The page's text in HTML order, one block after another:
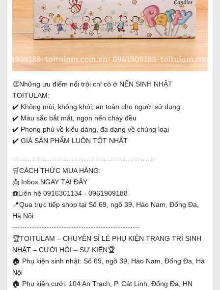
👏Những ưu điểm nổi trội chỉ có ở NẾN SINH NHẬT
TOITULAM:
✔️ Không mùi, không khói, an toàn cho người sử dụng
✔️ Màu sắc bắt mắt, ngọn nến cháy đều
✔️ Phong phú về kiểu dáng, đa dạng về chủng loại
✔️ GIÁ SẢN PHẨM LUÔN TỐT NHẤT
----------------------------------------------------------
🛒CÁCH THỨC MUA HÀNG:
📩 Inbox NGAY TẠI ĐÂY
☎️Liên hệ 0916301134 - 0961909188
📍Qua trực tiếp shop tại Số 69, ngõ 39, Hào Nam, Đống Đa,
Hà Nội
----------------------------------------------------
🏆TOITULAM – CHUYÊN SỈ LẺ PHỤ KIỆN TRANG TRÍ SINH
NHẬT – CƯỚI HỎI – SỰ KIỆN🏆
🏠 Phụ kiện sinh nhật: Số 69, ngõ 39, Hào Nam, Đống Đa, Hà
Nội
🏠 Phụ kiện cưới: 104 An Trạch, P. Cát Linh, Đống Đa, HN